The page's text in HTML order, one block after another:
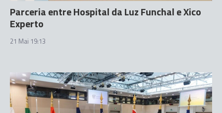
Parceria entre Hospital da Luz Funchal e Xico
Experto
21 Mai 19:13